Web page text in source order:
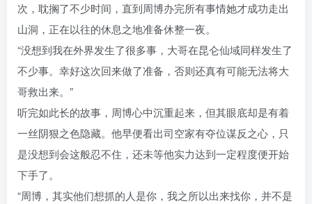
次，耽搁了不少时间，直到周博办完所有事情她才成功走出
山洞，正在以往的休息之地准备休整一夜。
“没想到我在外界发生了很多事，大哥在昆仑仙域同样发生了
不少事。幸好这次回来做了准备，否则还真有可能无法将大
哥救出来。”
听完如此长的故事，周博心中沉重起来，但其眼底却是有着
一丝阴狠之色隐藏。他早便看出司空家有夺位谋反之心，只
是没想到会这般忍不住，还未等他实力达到一定程度便开始
下手了。
“周博，其实他们想抓的人是你，我之所以出来找你，并不是